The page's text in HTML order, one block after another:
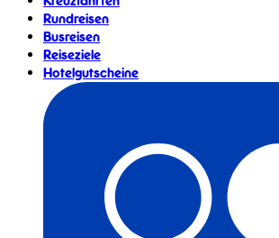
Rundreisen
Busreisen
Reiseziele
Hotelgutscheine